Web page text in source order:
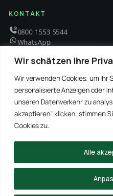
Wir schätzen Ihre
Wir verwenden Cookies, um Ihr
personalisierte Anzeigen oder
unseren Datenverkehr zu
akzeptieren" klicken, stimmen
Cookies zu.
Alle
KONTAKT
0800 1553 5544
WhatsApp
Mo – Fr 8 – 18 Uhr
EMPFOHLENE PARTNER
WinRei24 Dienstleistungen
Winterdienst Niedersachsen
Winterdienst Hansa
© 2026 Schädlingsbekämpfung